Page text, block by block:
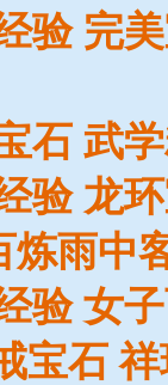
验 完
石 武
验 龙
炼雨中
验 女
宝石